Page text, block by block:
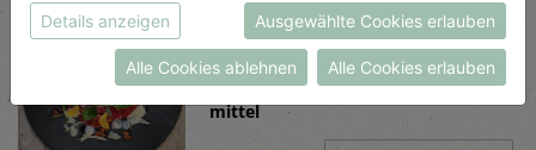
Rote Rüben Ravioli in
fruchtiger Salbeibutter
Schwierigkeit
mittel
Weitere Informationen findest du in unserer
Datenschutzerklärungbzw. imImpressum
Details anzeigen Ausgewählte Cookies erlauben
Alle Cookies ablehnen Alle Cookies erlauben